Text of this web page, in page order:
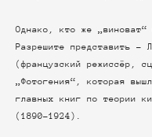
Однако, кто же „виноват“
Разрешите представить
(французский режиссёр,
„Фотогения“, которая
главных книг по теории
(1890–1924).